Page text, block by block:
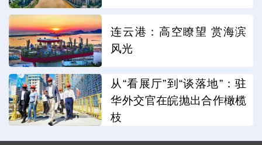
连云港：高空瞭望 赏海滨
风光
从“看展厅”到“谈落地”：驻
华外交官在皖抛出合作橄榄
枝